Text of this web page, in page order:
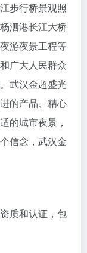
步行桥景观照
泗港长江大桥
游夜景工程等
广大人民群众
武汉金超盛光
的产品、精心
的城市夜景，
信念，武汉金
质和认证，包